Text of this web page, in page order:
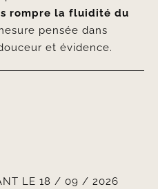
rompre la fluidité du
pensée dans
et évidence.
LE 18 / 09 / 2026